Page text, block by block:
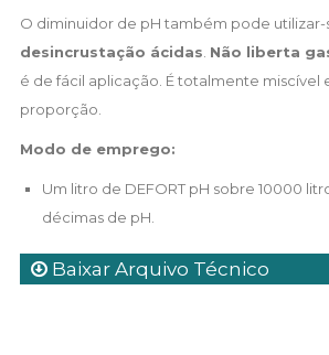
O diminuidor de pH também pode utilizar-
desincrustação ácidas Não liberta
é de fácil aplicação. É totalmente miscível
proporção.
Modo de emprego:
Um litro de DEFORT pH sobre 10000
décimas de pH.
Baixar Arquivo Técnico